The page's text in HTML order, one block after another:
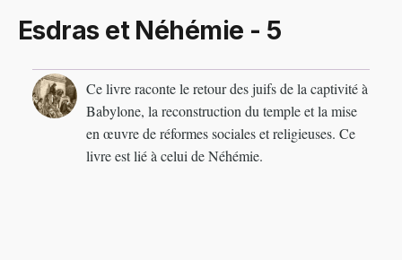
Esdras et Néhémie - 5
Ce livre raconte le retour des juifs de la captivité à
Babylone, la reconstruction du temple et la mise
en œuvre de réformes sociales et religieuses. Ce
livre est lié à celui de Néhémie.